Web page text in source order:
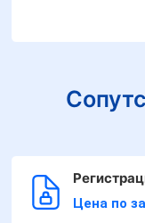
Цена по